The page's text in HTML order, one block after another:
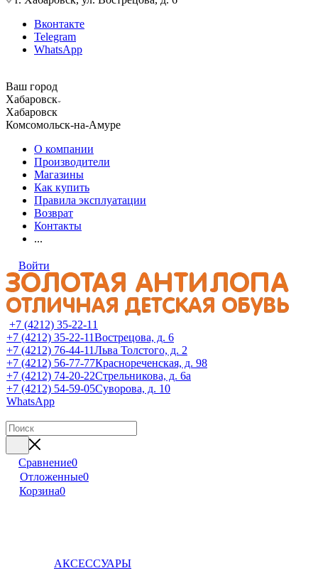
Вконтакте
Telegram
WhatsApp
Ваш город
Хабаровск
Хабаровск
Комсомольск-на-Амуре
О компании
Производители
Магазины
Как купить
Правила эксплуатации
Возврат
Контакты
...
Войти
+7 (4212) 35-22-11
+7 (4212) 35-22-11Вострецова, д. 6
+7 (4212) 76-44-11Льва Толстого, д. 2
+7 (4212) 56-77-77Краснореченская, д. 98
+7 (4212) 74-20-22Стрельникова, д. 6а
+7 (4212) 54-59-05Суворова, д. 10
WhatsApp
Сравнение0
Отложенные0
Корзина0
АКСЕССУАРЫ